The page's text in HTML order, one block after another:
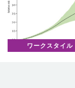
ワークスタイル